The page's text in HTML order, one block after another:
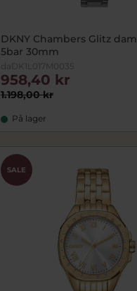
DKNY Chambers Glitz
5bar 30mm
daDK1L017M0035
1.198,00 kr
958,40 kr
På lager
SALE